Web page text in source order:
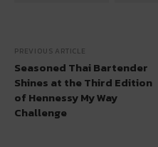
PREVIOUS ARTICLE
Seasoned Thai Bartender
Shines at the Third Edition
of Hennessy My Way
Challenge